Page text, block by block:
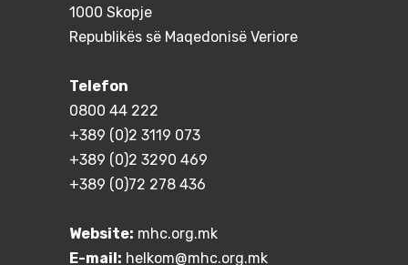
1000 Skopje
Republikës së Maqedonisë Veriore
Telefon
0800 44 222
+389 (0)2 3119 073
+389 (0)2 3290 469
+389 (0)72 278 436
Website: mhc.org.mk
E-mail: helkom@mhc.org.mk